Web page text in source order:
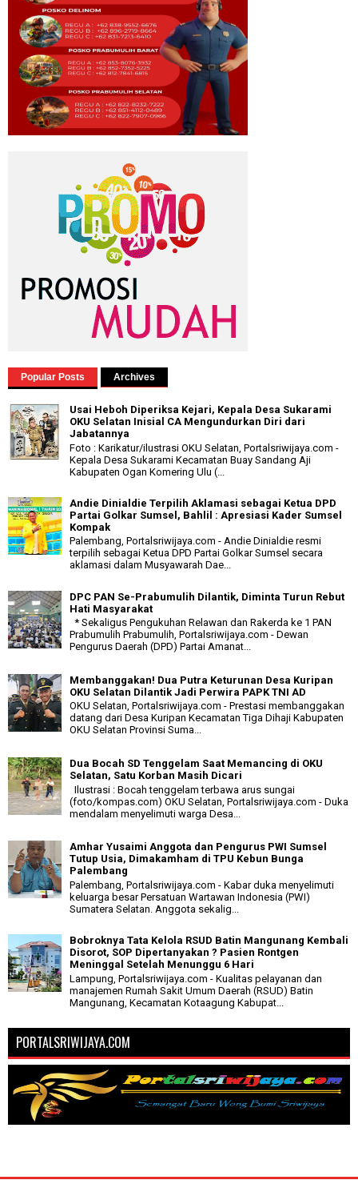
Popular Posts Archives
Usai Heboh Diperiksa Kejari, Kepala Desa Sukarami
OKU Selatan Inisial CA Mengundurkan Diri dari
Jabatannya
Foto : Karikatur/ilustrasi OKU Selatan, Portalsriwijaya.com -
Kepala Desa Sukarami Kecamatan Buay Sandang Aji
Kabupaten Ogan Komering Ulu (...
Andie Dinialdie Terpilih Aklamasi sebagai Ketua DPD
Partai Golkar Sumsel, Bahlil : Apresiasi Kader Sumsel
Kompak
Palembang, Portalsriwijaya.com - Andie Dinialdie resmi
terpilih sebagai Ketua DPD Partai Golkar Sumsel secara
aklamasi dalam Musyawarah Dae...
DPC PAN Se-Prabumulih Dilantik, Diminta Turun Rebut
Hati Masyarakat
* Sekaligus Pengukuhan Relawan dan Rakerda ke 1 PAN
Prabumulih Prabumulih, Portalsriwijaya.com - Dewan
Pengurus Daerah (DPD) Partai Amanat...
Membanggakan! Dua Putra Keturunan Desa Kuripan
OKU Selatan Dilantik Jadi Perwira PAPK TNI AD
OKU Selatan, Portalsriwijaya.com - Prestasi membanggakan
datang dari Desa Kuripan Kecamatan Tiga Dihaji Kabupaten
OKU Selatan Provinsi Suma...
Dua Bocah SD Tenggelam Saat Memancing di OKU
Selatan, Satu Korban Masih Dicari
Ilustrasi : Bocah tenggelam terbawa arus sungai
(foto/kompas.com) OKU Selatan, Portalsriwijaya.com - Duka
mendalam menyelimuti warga Desa...
Amhar Yusaimi Anggota dan Pengurus PWI Sumsel
Tutup Usia, Dimakamham di TPU Kebun Bunga
Palembang
Palembang, Portalsriwijaya.com - Kabar duka menyelimuti
keluarga besar Persatuan Wartawan Indonesia (PWI)
Sumatera Selatan. Anggota sekalig...
Bobroknya Tata Kelola RSUD Batin Mangunang Kembali
Disorot, SOP Dipertanyakan ? Pasien Rontgen
Meninggal Setelah Menunggu 6 Hari
Lampung, Portalsriwijaya.com - Kualitas pelayanan dan
manajemen Rumah Sakit Umum Daerah (RSUD) Batin
Mangunang, Kecamatan Kotaagung Kabupat...
PORTALSRIWIJAYA.COM